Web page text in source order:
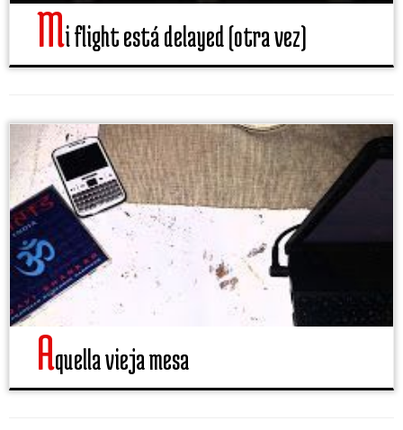
mi flight está delayed (otra vez)
aquella vieja mesa